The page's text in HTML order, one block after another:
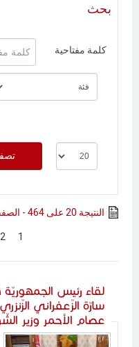
بحث
كلمة مفتاحية
النتيجة 20 على 464 - الصفحة 24/3
1
2
لقاء رئيس
سارّة الزّعفراني
عصام الأحمر وزير